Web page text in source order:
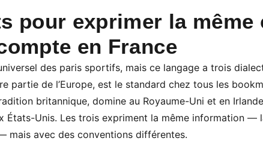
pour exprimer la
en France
des paris sportifs, mais ce langage a trois
partie de l’Europe, est le standard chez tous les
britannique, domine au Royaume-Uni et en
États-Unis. Les trois expriment la même information —
mais avec des conventions différentes.